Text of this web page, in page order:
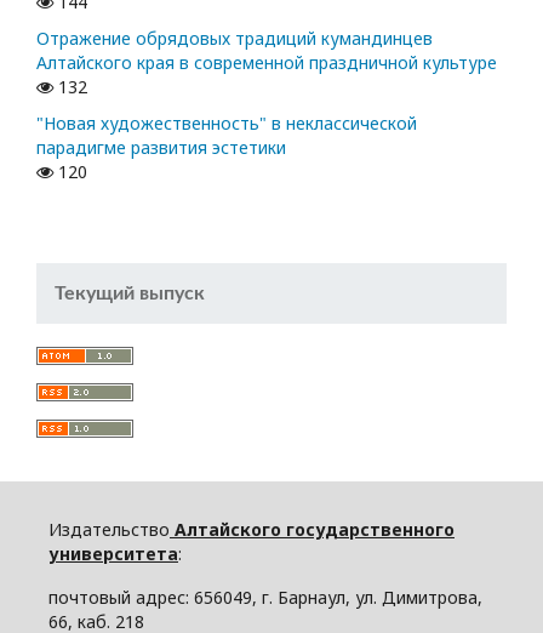
Отражение обрядовых традиций кумандинцев
Алтайского края в современной праздничной культуре
132
"Новая художественность" в неклассической
парадигме развития эстетики
120
Текущий выпуск
Издательство Алтайского государственного
университета:
почтовый адрес: 656049, г. Барнаул, ул. Димитрова,
66, каб. 218